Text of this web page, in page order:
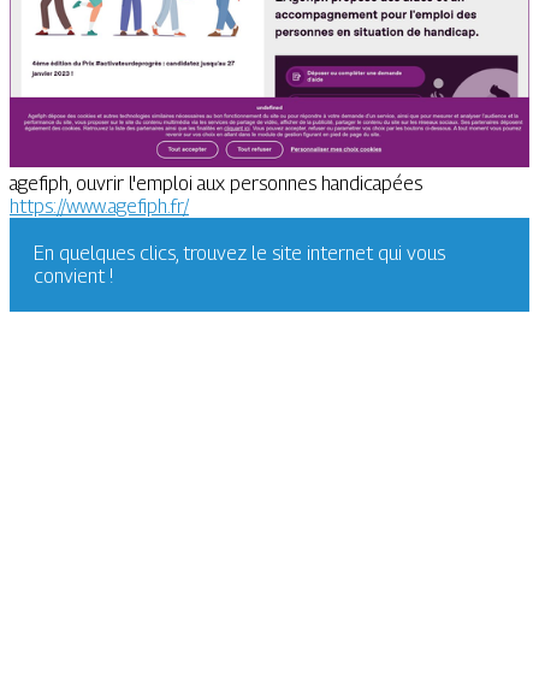
agefiph, ouvrir l'emploi aux personnes handicapées
https://www.agefiph.fr/
En quelques clics, trouvez le site internet qui vous
convient !